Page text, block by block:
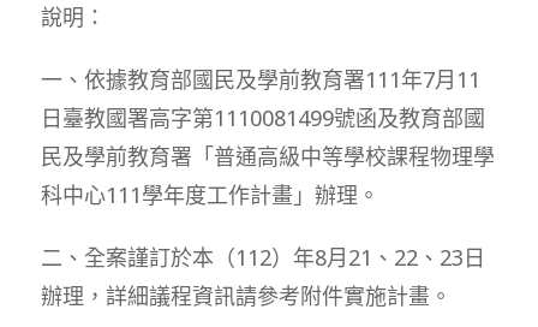
說明：
一、依據教育部國民及學前教育署111年7月11
日臺教國署高字第1110081499號函及教育部國
民及學前教育署「普通高級中等學校課程物理學
科中心111學年度工作計畫」辦理。
二、全案謹訂於本（112）年8月21、22、23日
辦理，詳細議程資訊請參考附件實施計畫。